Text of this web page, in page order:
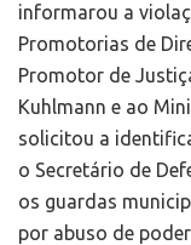
informarou a
Promotorias de
Promotor de
Kuhlmann e ao
solicitou a
o Secretário de
os guardas
por abuso de